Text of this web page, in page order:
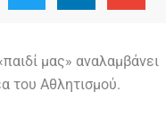
μας» αναλαμβάνει
του Αθλητισμού.